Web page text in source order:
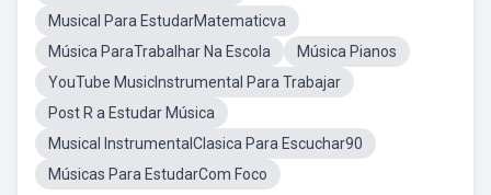
Musical Para EstudarMatematicva
Música ParaTrabalhar Na Escola
Música Pianos
YouTube MusicInstrumental Para Trabajar
Post R a Estudar Música
Musical InstrumentalClasica Para Escuchar90
Músicas Para EstudarCom Foco